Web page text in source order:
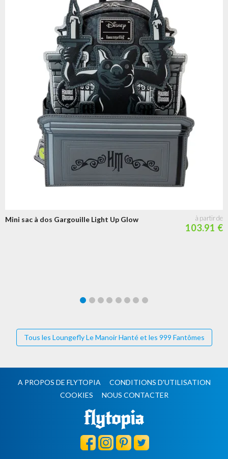
Mini sac à dos Gargouille Light Up Glow
103.91 €
Tous les Loungefly Le Manoir Hanté et les 999 Fantômes
A PROPOS DE FLYTOPIA
CONDITIONS D'UTILISATION
COOKIES
NOUS CONTACTER